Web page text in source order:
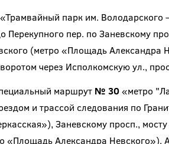
парк им. Володарского
Перекупного пер. по Заневскому
(метро «Площадь Александра
через Исполкомскую ул.,
маршрут № 30«метро
и трассой следования по
Заневскому просп.,
«Площадь Александра Невского»),